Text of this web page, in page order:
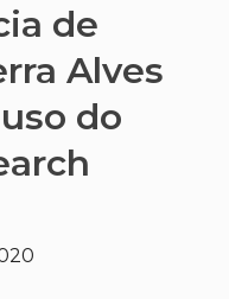
de
Alves
do